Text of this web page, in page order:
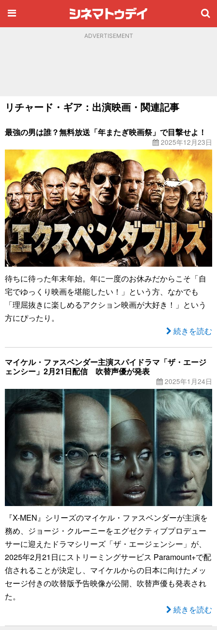
ADVERTISEMENT
リチャード・ギア：出演映画・関連記事
最強の男は誰？無料放送「年またぎ映画祭」で目撃せよ！
2025年12月23日
待ちに待った年末年始。年に一度のお休みだからこそ「自
宅でゆっくり映画を堪能したい！」という方、なかでも
「理屈抜きに楽しめるアクション映画が大好き！」という
方にぴったり。
続きを読む
マイケル・ファスベンダー主演スパイドラマ「ザ・エージ
ェンシー」2月21日配信 吹替声優が発表
2025年1月24日
『X-MEN』シリーズのマイケル・ファスベンダーが主演を
務め、ジョージ・クルーニーをエグゼクティブプロデュー
サーに迎えたドラマシリーズ「ザ・エージェンシー」が、
2025年2月21日にストリーミングサービス Paramount+で配
信されることが決定し、マイケルからの日本に向けたメッ
セージ付きの吹替版予告映像が公開、吹替声優も発表され
た。
続きを読む